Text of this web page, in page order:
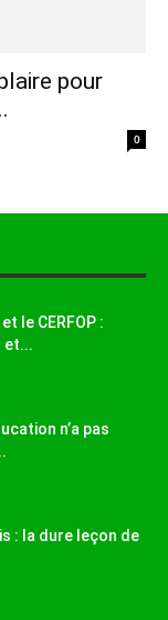
pour
0
le CERFOP :
et...
n’a pas
: la dure leçon de